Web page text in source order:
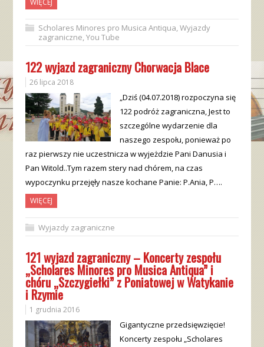
WIĘCEJ
Scholares Minores pro Musica Antiqua,Wyjazdy
zagraniczne,You Tube
122 wyjazd zagraniczny Chorwacja Blace
26 lipca 2018
„Dziś (04.07.2018) rozpoczyna się
122 podróż zagraniczna, Jest to
szczególne wydarzenie dla
naszego zespołu, ponieważ po
raz pierwszy nie uczestnicza w wyjeżdzie Pani Danusia i
Pan Witold..Tym razem stery nad chórem, na czas
wypoczynku przejęły nasze kochane Panie: P.Ania, P….
WIĘCEJ
Wyjazdy zagraniczne
121 wyjazd zagraniczny – Koncerty zespołu
„Scholares Minores pro Musica Antiqua” i
chóru „Szczygiełki” z Poniatowej w Watykanie
i Rzymie
1 grudnia 2016
Gigantyczne przedsięwzięcie!
Koncerty zespołu „Scholares